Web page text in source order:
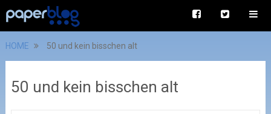
HOME 50 und kein bisschen alt
50 und kein bisschen alt